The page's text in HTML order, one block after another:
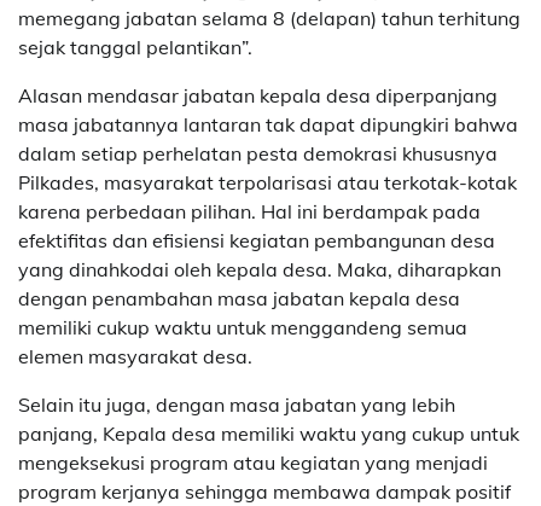
memegang jabatan selama 8 (delapan) tahun terhitung
sejak tanggal pelantikan”.
Alasan mendasar jabatan kepala desa diperpanjang
masa jabatannya lantaran tak dapat dipungkiri bahwa
dalam setiap perhelatan pesta demokrasi khususnya
Pilkades, masyarakat terpolarisasi atau terkotak-kotak
karena perbedaan pilihan. Hal ini berdampak pada
efektifitas dan efisiensi kegiatan pembangunan desa
yang dinahkodai oleh kepala desa. Maka, diharapkan
dengan penambahan masa jabatan kepala desa
memiliki cukup waktu untuk menggandeng semua
elemen masyarakat desa.
Selain itu juga, dengan masa jabatan yang lebih
panjang, Kepala desa memiliki waktu yang cukup untuk
mengeksekusi program atau kegiatan yang menjadi
program kerjanya sehingga membawa dampak positif